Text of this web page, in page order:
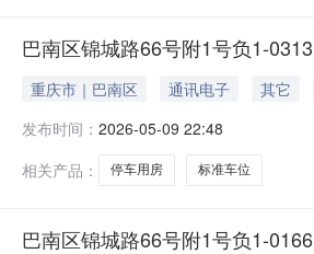
巴南区锦城路66号附1号负1-0313
重庆市｜巴南区 通讯电子 其它
发布时间： 2026-05-09 22:48
相关产品：
停车用房 标准车位
巴南区锦城路66号附1号负1-0166